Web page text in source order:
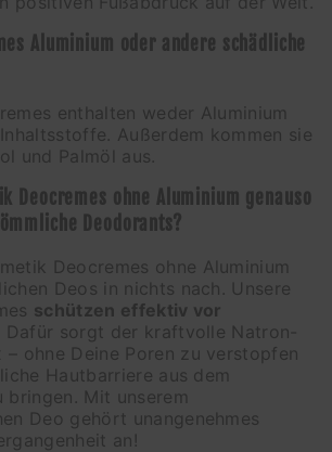
Aluminium oder andere schädliche
enthalten weder Aluminium
Außerdem kommen sie
und Palmöl aus.
Deocremes ohne Aluminium genauso
Deodorants?
Deocremes ohne Aluminium
Deos in nichts nach. Unsere
schützen effektiv vor
. Dafür sorgt der kraftvolle Natron-
– ohne Deine Poren zu verstopfen
Hautbarriere aus dem
bringen. Mit unserem
Deo gehört unangenehmes
an!